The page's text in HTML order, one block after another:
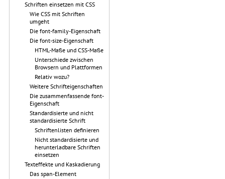
Schriften einsetzen mit CSS
Wie CSS mit Schriften
umgeht
Die font-family-Eigenschaft
Die font-size-Eigenschaft
HTML-Maße und CSS-Maße
Unterschiede zwischen
Browsern und Plattformen
Relativ wozu?
Weitere Schrifteigenschaften
Die zusammenfassende font-
Eigenschaft
Standardisierte und nicht
standardisierte Schrift
Schriftenlisten definieren
Nicht standardisierte und
herunterladbare Schriften
einsetzen
Texteffekte und Kaskadierung
Das span-Element